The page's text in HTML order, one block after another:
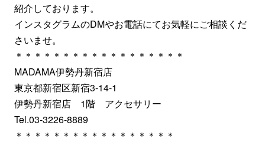
紹介しております。
インスタグラムのDMやお電話にてお気軽にご相談くだ
さいませ。
＊＊＊＊＊＊＊＊＊＊＊＊＊＊＊＊＊＊
MADAMA伊勢丹新宿店
‪東京都新宿区新宿3-14-1‬
伊勢丹新宿店 1階 アクセサリー
Tel.‪03-3226-8889‬
＊＊＊＊＊＊＊＊＊＊＊＊＊＊＊＊＊